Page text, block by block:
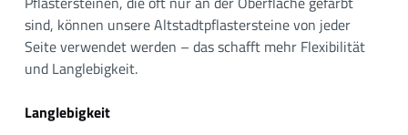
sind, können unsere Altstadtpflastersteine von jeder
Seite verwendet werden – das schafft mehr Flexibilität
und Langlebigkeit.
Langlebigkeit